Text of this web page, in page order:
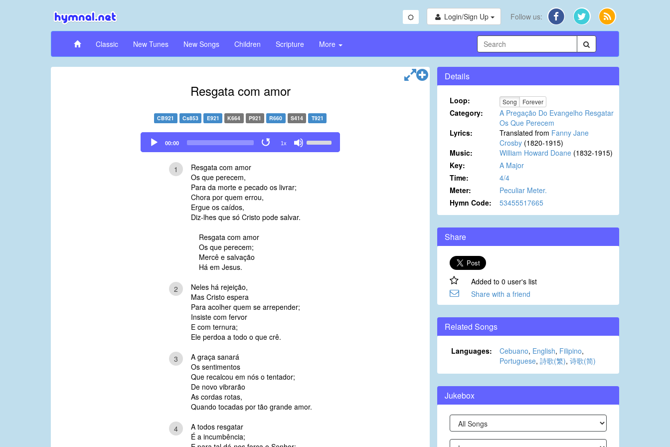
Login/Sign Up Follow us:
Classic New Tunes New Songs Children Scripture More
Resgata com amor
CB921 Cs853 E921 K664 P921 R660 S414 T921
Audio
Player
00:00 1x
Up/Down
1
Resgata com amor
Os que perecem,
Para da morte e pecado os livrar;
Chora por quem errou,
Ergue os caídos,
Diz-lhes que só Cristo pode salvar.
Resgata com amor
Os que perecem;
Mercê e salvação
Há em Jesus.
2
Neles há rejeição,
Mas Cristo espera
Para acolher quem se arrepender;
Insiste com fervor
E com ternura;
Ele perdoa a todo o que crê.
3
A graça sanará
Os sentimentos
Que recalcou em nós o tentador;
De novo vibrarão
As cordas rotas,
Quando tocadas por tão grande amor.
4
A todos resgatar
É a incumbência;
Details
Loop: Song Forever
Category:
A Pregação Do Evangelho Resgatar
Os Que Perecem
Lyrics:
Translated from Fanny Jane
Crosby (1820-1915)
Music:
William Howard Doane (1832-1915)
Key:
A Major
Time:
4/4
Meter:
Peculiar Meter.
Hymn Code:
53455517665
Share
Added to 0 user's list
Share with a friend
Related Songs
Languages: Cebuano, English, Filipino,
Portuguese, 詩歌(繁), 诗歌(简)
Jukebox